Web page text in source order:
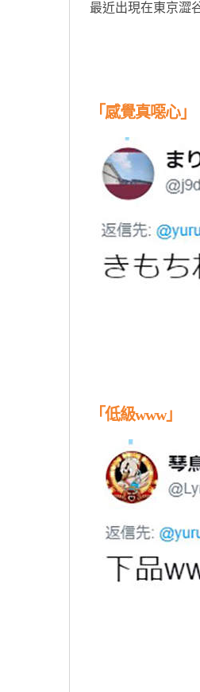
最近出現在東京澀
「感覺真噁心」
「低級www」